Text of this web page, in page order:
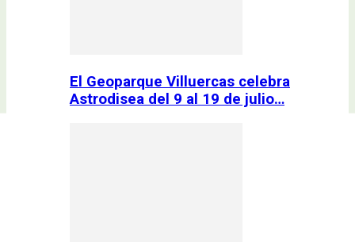
El Geoparque Villuercas celebra
Astrodisea del 9 al 19 de julio…